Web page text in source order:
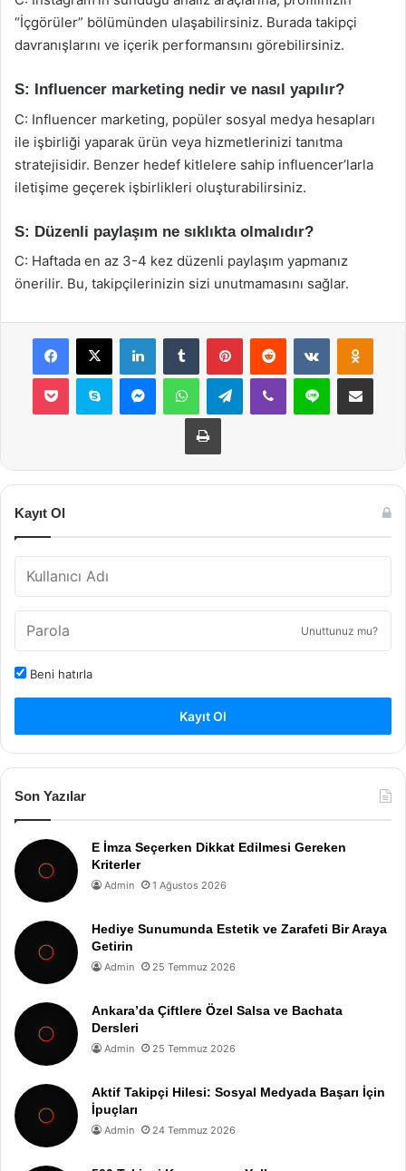
“İçgörüler” bölümünden ulaşabilirsiniz. Burada takipçi
davranışlarını ve içerik performansını görebilirsiniz.
S: Influencer marketing nedir ve nasıl yapılır?
C: Influencer marketing, popüler sosyal medya hesapları
ile işbirliği yaparak ürün veya hizmetlerinizi tanıtma
stratejisidir. Benzer hedef kitlelere sahip influencer’larla
iletişime geçerek işbirlikleri oluşturabilirsiniz.
S: Düzenli paylaşım ne sıklıkta olmalıdır?
C: Haftada en az 3-4 kez düzenli paylaşım yapmanız
önerilir. Bu, takipçilerinizin sizi unutmamasını sağlar.
Facebook
X LinkedInTumblr PinterestReddit VKontakte
Pocket Skype MessengerWhatsAppTelegramViber Line E-Posta ile
Yazdır
Kayıt Ol
Unuttunuz mu?
Beni hatırla
Kayıt Ol
Son Yazılar
E İmza Seçerken Dikkat Edilmesi Gereken
Kriterler
Admin 1 Ağustos 2026
Hediye Sunumunda Estetik ve Zarafeti Bir Araya
Getirin
Admin 25 Temmuz 2026
Ankara’da Çiftlere Özel Salsa ve Bachata
Dersleri
Admin 25 Temmuz 2026
Aktif Takipçi Hilesi: Sosyal Medyada Başarı İçin
İpuçları
Admin 24 Temmuz 2026